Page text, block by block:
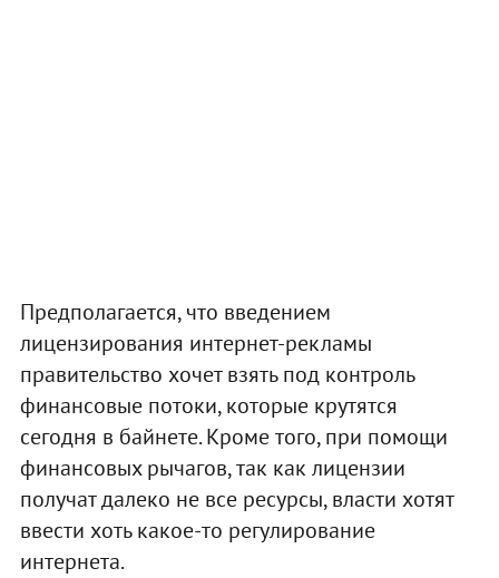
Предполагается, что введением
лицензирования интернет-рекламы
правительство хочет взять под контроль
финансовые потоки, которые крутятся
сегодня в байнете. Кроме того, при помощи
финансовых рычагов, так как лицензии
получат далеко не все ресурсы, власти хотят
ввести хоть какое-то регулирование
интернета.